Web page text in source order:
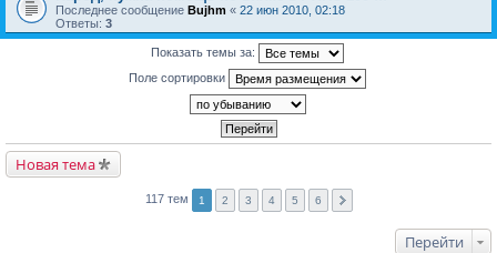
Последнее сообщение Bujhm « 22 июн 2010, 02:18
Ответы: 3
Показать темы за:
Поле сортировки
Новая тема
117 тем 1 2 3 4 5 6
Перейти